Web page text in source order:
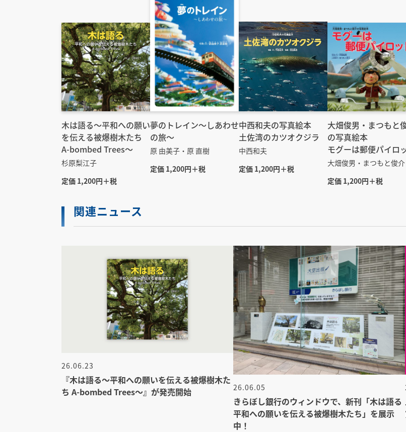
木は語る〜平和への願い
を伝える被爆樹木たち
A-bombed Trees〜
杉原梨江子
定価 1,200円＋税
夢のトレイン～しあわせ
の旅～
原 由美子・原 直樹
定価 1,200円＋税
中西和夫の写真絵本
土佐湾のカツオクジラ
中西和夫
定価 1,200円＋税
大畑俊男・まつもと
の写真絵本
モグーは郵便パイロ
大畑俊男・まつもと俊介
定価 1,200円＋税
関連ニュース
26.06.23
『木は語る〜平和への願いを伝える被爆樹木た
ち A-bombed Trees〜』が発売開始
26.06.05
きらぼし銀行のウィンドウで、新刊「木は語る
平和への願いを伝える被爆樹木たち」を展示
中！